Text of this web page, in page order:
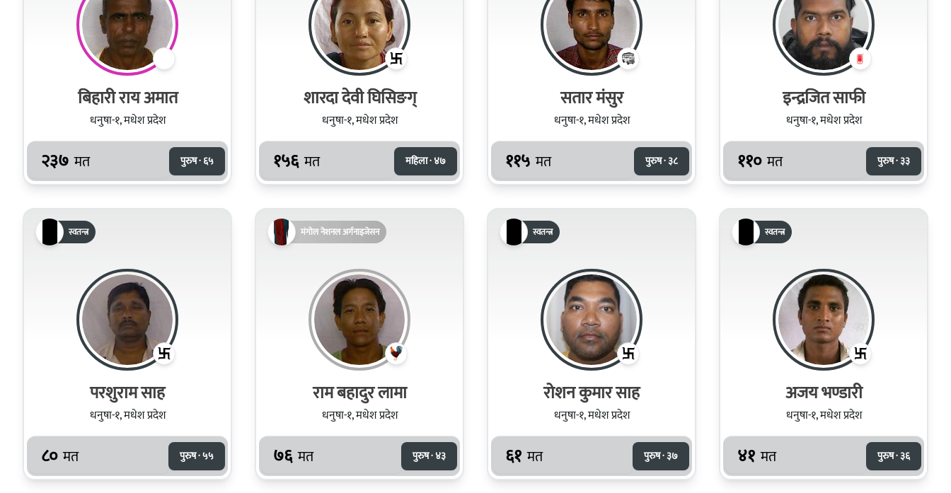
बिहारी राय अमात
धनुषा-१, मधेश प्रदेश
२३७ मत पुरुष · ६५
शारदा देवी घिसिङग्
धनुषा-१, मधेश प्रदेश
१५६ मत महिला · ४७
सतार मंसुर
धनुषा-१, मधेश प्रदेश
११५ मत पुरुष · ३८
इन्द्रजित साफी
धनुषा-१, मधेश प्रदेश
११० मत पुरुष · ३३
स्वतन्त्र
परशुराम साह
धनुषा-१, मधेश प्रदेश
८० मत पुरुष · ५५
मंगोल नेशनल अर्गनाइजेसन
राम बहादुर लामा
धनुषा-१, मधेश प्रदेश
७६ मत पुरुष · ४३
स्वतन्त्र
रोशन कुमार साह
धनुषा-१, मधेश प्रदेश
६१ मत पुरुष · ३७
स्वतन्त्र
अजय भण्डारी
धनुषा-१, मधेश प्रदेश
४१ मत पुरुष · ३६